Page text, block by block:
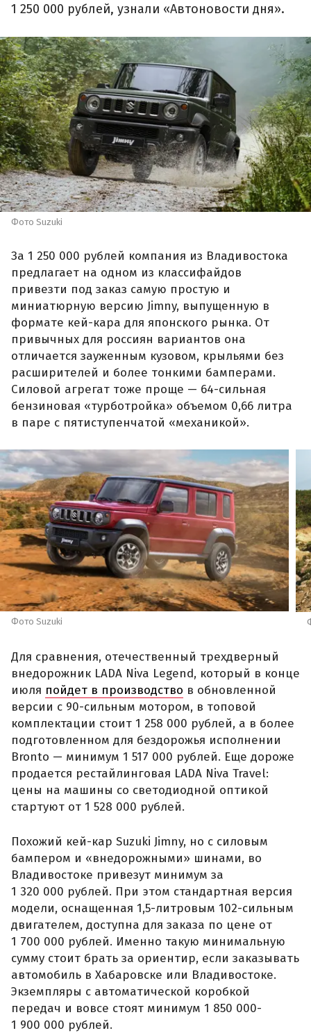
1 250 000 рублей, узнали «Автоновости дня».
Фото Suzuki
За 1 250 000 рублей компания из Владивостока
предлагает на одном из классифайдов
привезти под заказ самую простую и
миниатюрную версию Jimny, выпущенную в
формате кей-кара для японского рынка. От
привычных для россиян вариантов она
отличается зауженным кузовом, крыльями без
расширителей и более тонкими бамперами.
Силовой агрегат тоже проще — 64-сильная
бензиновая «турботройка» объемом 0,66 литра
в паре с пятиступенчатой «механикой».
Фото Suzuki
Для сравнения, отечественный трехдверный
внедорожник LADA Niva Legend, который в конце
июля пойдет в производство в обновленной
версии с 90-сильным мотором, в топовой
комплектации стоит 1 258 000 рублей, а в более
подготовленном для бездорожья исполнении
Bronto — минимум 1 517 000 рублей. Еще дороже
продается рестайлинговая LADA Niva Travel:
цены на машины со светодиодной оптикой
стартуют от 1 528 000 рублей.
Похожий кей-кар Suzuki Jimny, но с силовым
бампером и «внедорожными» шинами, во
Владивостоке привезут минимум за
1 320 000 рублей. При этом стандартная версия
модели, оснащенная 1,5-литровым 102-сильным
двигателем, доступна для заказа по цене от
1 700 000 рублей. Именно такую минимальную
сумму стоит брать за ориентир, если заказывать
автомобиль в Хабаровске или Владивостоке.
Экземпляры с автоматической коробкой
передач и вовсе стоят минимум 1 850 000-
1 900 000 рублей.